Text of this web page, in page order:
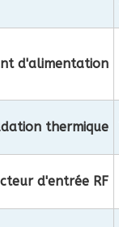
d'alimentation
thermique
d'entrée RF